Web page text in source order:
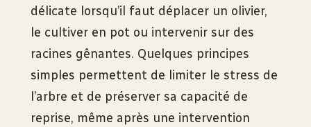
délicate lorsqu’il faut déplacer un olivier,
le cultiver en pot ou intervenir sur des
racines gênantes. Quelques principes
simples permettent de limiter le stress de
l’arbre et de préserver sa capacité de
reprise, même après une intervention